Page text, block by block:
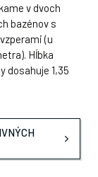
v dvoch
bazénov s
(u
Hĺbka
dosahuje 1,35